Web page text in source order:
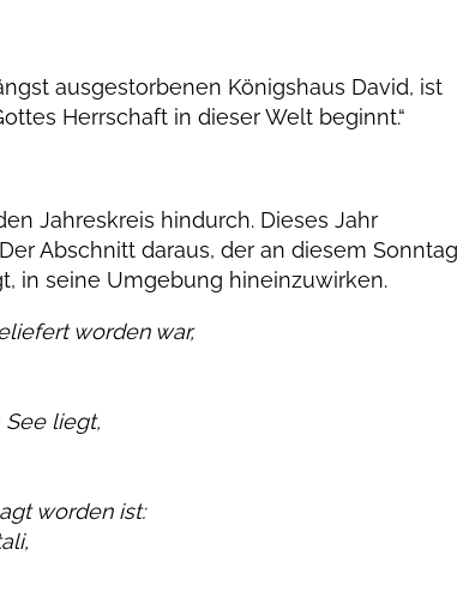
ausgestorbenen Königshaus David, ist
Herrschaft in dieser Welt beginnt.“
Jahreskreis hindurch. Dieses Jahr
Abschnitt daraus, der an diesem
in seine Umgebung hineinzuwirken.
worden war,
See liegt,
worden ist: